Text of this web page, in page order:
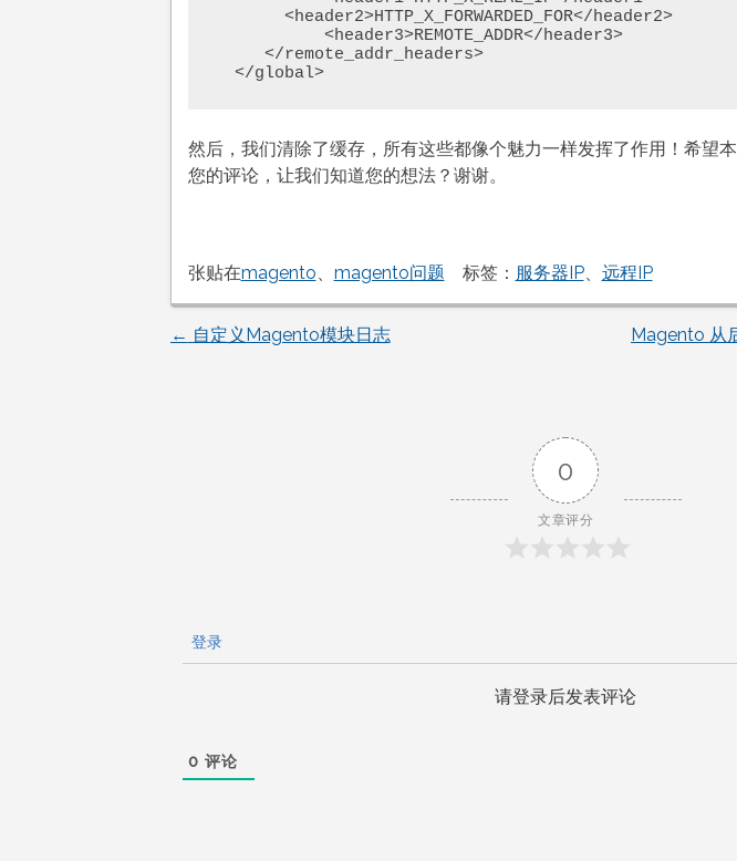
  </global>
然后，我们清除了缓存，所有这些都像个魅力一样发挥了作用！希望
您的评论，让我们知道您的想法？谢谢。
张贴在magento、 magento问题 标签： 服务器IP、 远程IP
文
← 自定义Magento模块日志 Magento 从
0
文章评分
登录
请登录后发表评论
0 评论